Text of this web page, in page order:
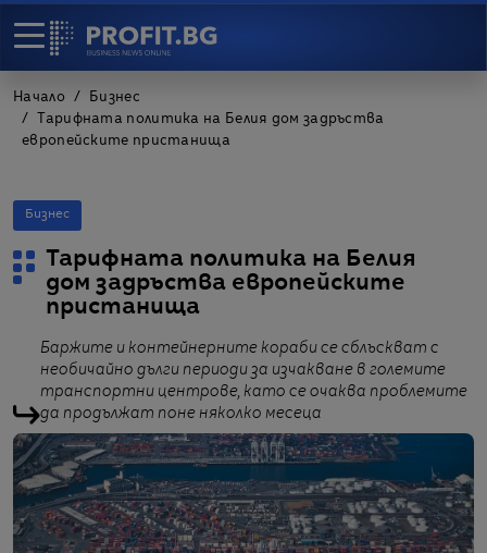
Начало
Бизнес
Тарифната политика на Белия дом задръства
европейските пристанища
Бизнес
Тарифната политика на Белия
дом задръства европейските
пристанища
Баржите и контейнерните кораби се сблъскват с
необичайно дълги периоди за изчакване в големите
транспортни центрове, като се очаква проблемите
да продължат поне няколко месеца